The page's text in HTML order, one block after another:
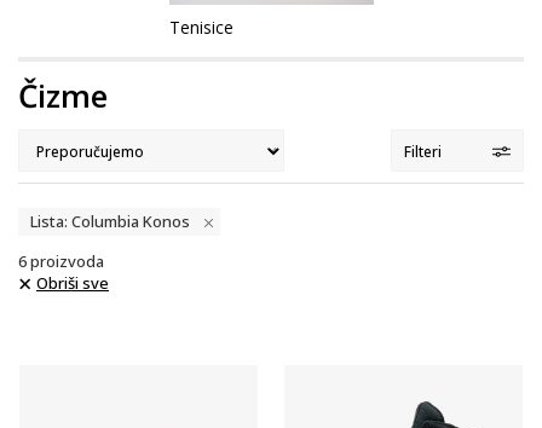
Tenisice
Čizme
Filteri
Lista: Columbia Konos
6proizvoda
Obriši sve